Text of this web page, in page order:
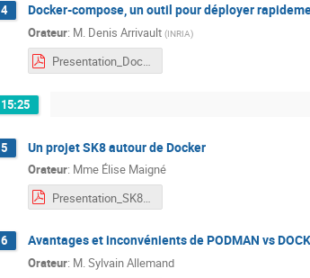
4 Docker-compose, un outil pour déployer
Orateur: M. Denis Arrivault (INRIA)
Presentation_Docker-Compose_INRIA_RAISIN_18juin2026.pdf
15:25
5 Un projet SK8 autour de Docker
Orateur: Mme Élise Maigné
Presentation_SK8_RAISIN-CEPAge_INRAE_18juin2026_Maigne.pdf
6 Avantages et inconvénients de PODMAN vs
Orateur: M.Sylvain Allemand